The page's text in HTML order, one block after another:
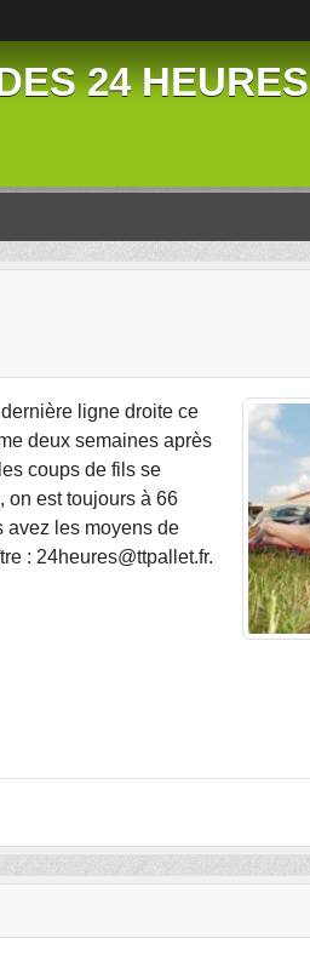
24 HEURES
ligne droite ce
deux semaines après
coups de fils se
on est toujours à 66
avez les moyens de
: 24heures@ttpallet.fr.